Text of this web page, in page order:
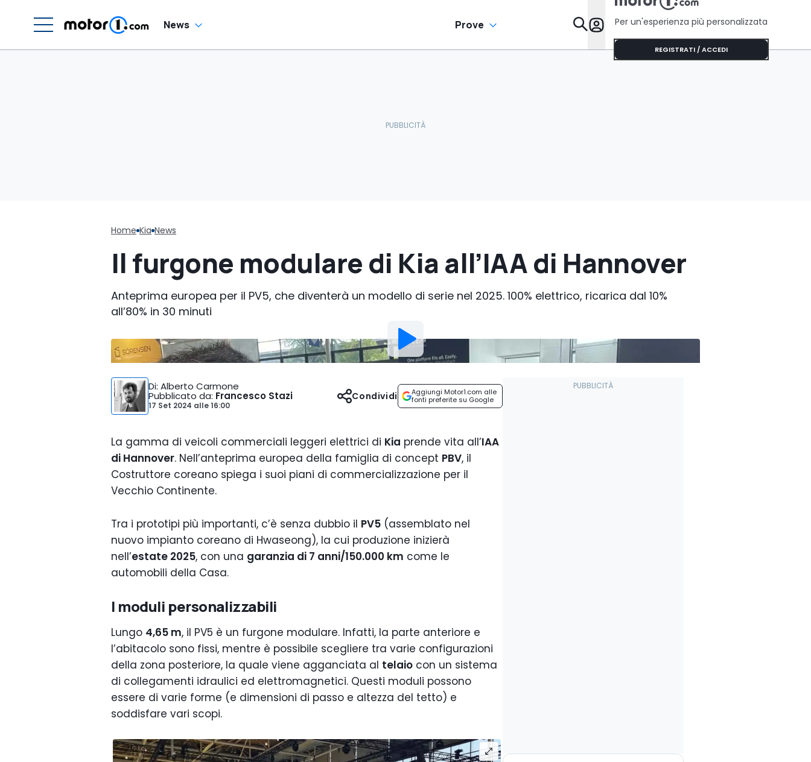
News Prove Da Sapere
Per un'esperienza più personalizzata
REGISTRATI / ACCEDI
Home Kia News
Il furgone modulare di Kia all’IAA di Hannover
Anteprima europea per il PV5, che diventerà un modello di serie nel 2025. 100% elettrico, ricarica dal 10%
all’80% in 30 minuti
Foto di:Motor1.com
Di: Alberto Carmone
Pubblicato da: Francesco Stazi
17 Set 2024 alle16:00
Aggiungi Motor1.com alle
fonti preferite su Google
Condividi
La gamma di veicoli commerciali leggeri elettrici di Kia prende vita all’IAA
di Hannover. Nell’anteprima europea della famiglia di concept PBV, il
Costruttore coreano spiega i suoi piani di commercializzazione per il
Vecchio Continente.
Tra i prototipi più importanti, c’è senza dubbio il PV5 (assemblato nel
nuovo impianto coreano di Hwaseong), la cui produzione inizierà
nell’estate 2025, con una garanzia di 7 anni/150.000 km come le
automobili della Casa.
I moduli personalizzabili
Lungo 4,65 m, il PV5 è un furgone modulare. Infatti, la parte anteriore e
l’abitacolo sono fissi, mentre è possibile scegliere tra varie configurazioni
della zona posteriore, la quale viene agganciata al telaio con un sistema
di collegamenti idraulici ed elettromagnetici. Questi moduli possono
essere di varie forme (e dimensioni di passo e altezza del tetto) e
soddisfare vari scopi.